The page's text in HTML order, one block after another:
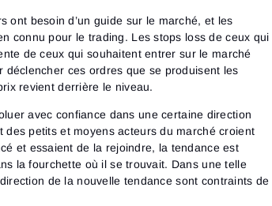
ont besoin d’un guide sur le marché, et les
connu pour le trading. Les stops loss de ceux qui
de ceux qui souhaitent entrer sur le marché
déclencher ces ordres que se produisent les
revient derrière le niveau.
avec confiance dans une certaine direction
petits et moyens acteurs du marché croient
et essaient de la rejoindre, la tendance est
la fourchette où il se trouvait. Dans une telle
de la nouvelle tendance sont contraints de